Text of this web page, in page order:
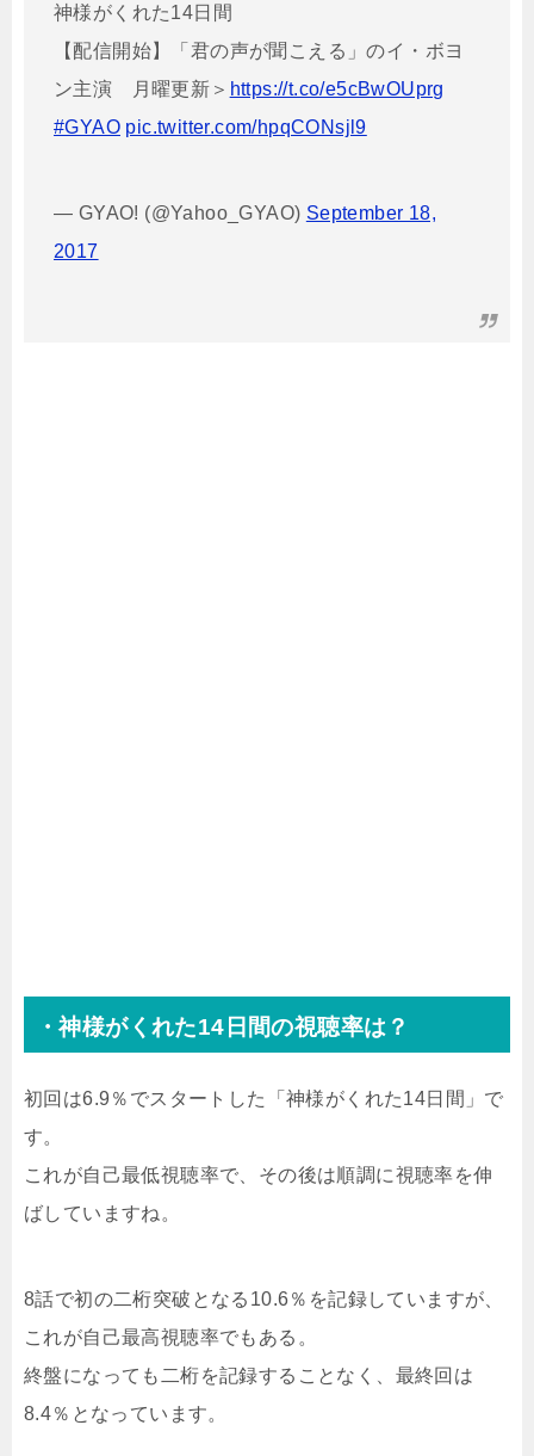
神様がくれた14日間
【配信開始】「君の声が聞こえる」のイ・ボヨ
ン主演 月曜更新＞ https://t.co/e5cBwOUprg
#GYAO pic.twitter.com/hpqCONsjl9
— GYAO! (@Yahoo_GYAO) September 18,
2017
・神様がくれた14日間の視聴率は？
初回は6.9％でスタートした「神様がくれた14日間」で
す。
これが自己最低視聴率で、その後は順調に視聴率を伸
ばしていますね。
8話で初の二桁突破となる10.6％を記録していますが、
これが自己最高視聴率でもある。
終盤になっても二桁を記録することなく、最終回は
8.4％となっています。